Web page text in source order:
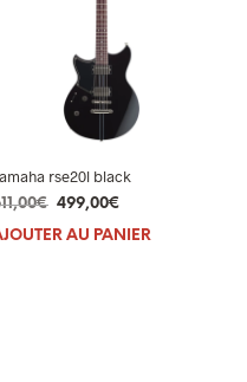
rse20l black
€ Le
prix
499,00€Le
prix
AU PANIER